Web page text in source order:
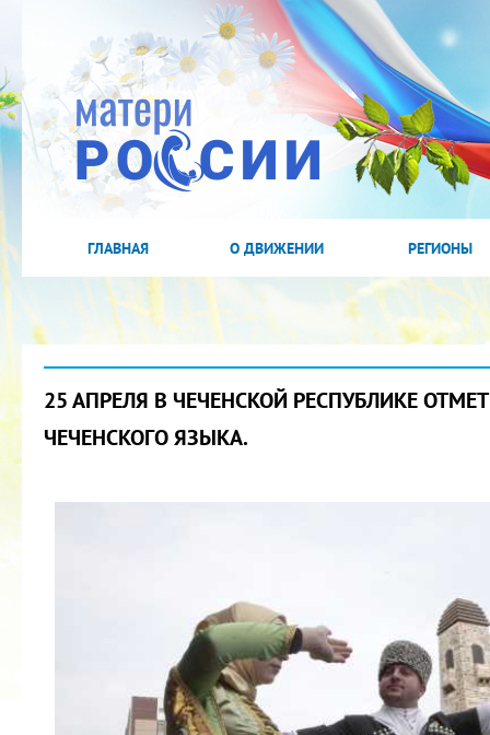
ГЛАВНАЯ О ДВИЖЕНИИ РЕГИОНЫ
25 АПРЕЛЯ В ЧЕЧЕНСКОЙ РЕСПУБЛИКЕ
ЧЕЧЕНСКОГО ЯЗЫКА.
КУБОК ДРУЖБЫ
02.09.2019